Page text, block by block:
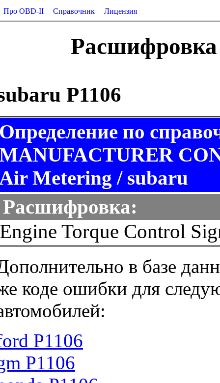
Про OBD-II Справочник Лицензия
Расшифровка
P1106
по
Metering / subaru
Расшифровка:
Engine Torque Control
в базе
коде ошибки для
P1106
P1106